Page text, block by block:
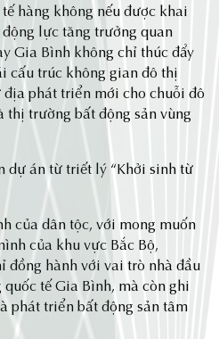
hàng không nếu được khai
lực tăng trưởng quan
Gia Bình không chỉ thúc đẩy
cấu trúc không gian đô thị
phát triển mới cho chuỗi đô
trường bất động sản vùng
dự án từ triết lý “Khởi sinh từ
của dân tộc, với mong muốn
của khu vực Bắc Bộ,
đồng hành với vai trò nhà đầu
tế Gia Bình, mà còn ghi
phát triển bất động sản tâm